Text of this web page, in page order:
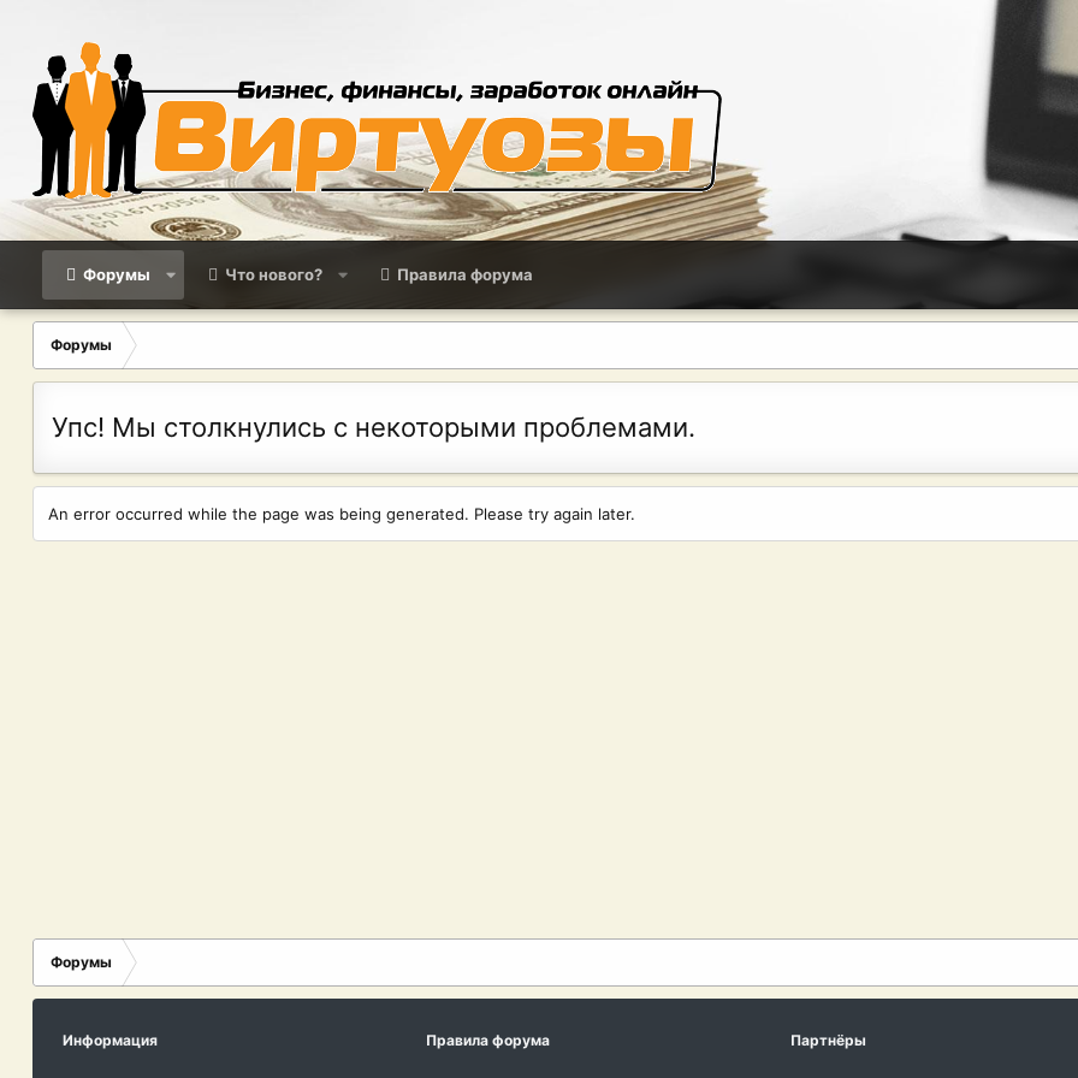
Форумы Что нового? Правила форума
Форумы
Упс! Мы столкнулись с некоторыми проблемами.
An error occurred while the page was being generated. Please try again later.
Форумы
Информация Правила форума Партнёры